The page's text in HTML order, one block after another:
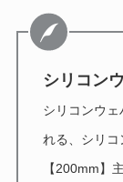
シリコン
シリコンウ
れる、シリコ
【200mm】